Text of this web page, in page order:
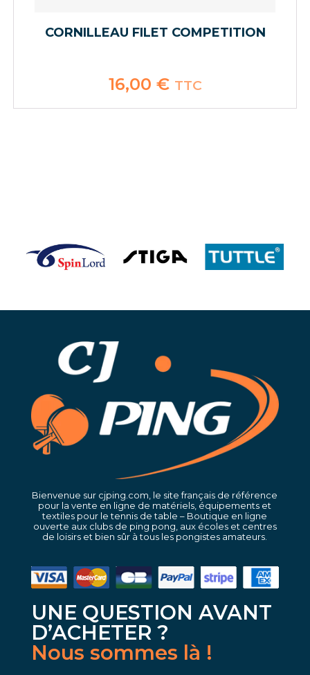
CORNILLEAU FILET COMPETITION
16,00 € TTC
Bienvenue sur cjping.com, le site français de référence
pour la vente en ligne de matériels, équipements et
textiles pour le tennis de table – Boutique en ligne
ouverte aux clubs de ping pong, aux écoles et centres
de loisirs et bien sûr à tous les pongistes amateurs.
UNE QUESTION AVANT
D’ACHETER ?
Nous sommes là !